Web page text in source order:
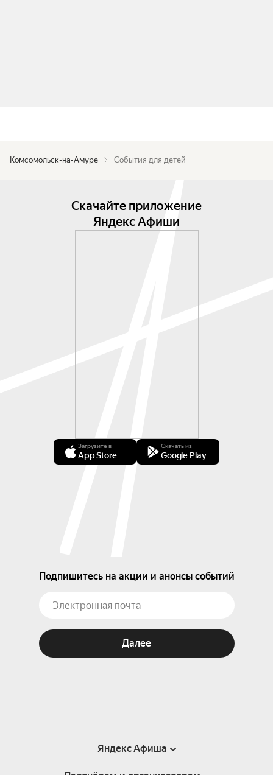
Комсомольск-на-Амуре События для детей
Скачайте приложение
Яндекс Афиши
Загрузите в
App Store
Скачать из
Google Play
Подпишитесь на акции и анонсы событий
Далее
Яндекс Афиша